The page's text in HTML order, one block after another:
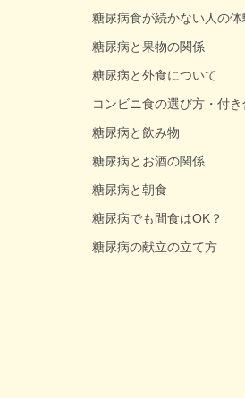
糖尿病食が続かない人の
糖尿病と果物の関係
糖尿病と外食について
コンビニ食の選び方・付
糖尿病と飲み物
糖尿病とお酒の関係
糖尿病と朝食
糖尿病でも間食はOK？
糖尿病の献立の立て方